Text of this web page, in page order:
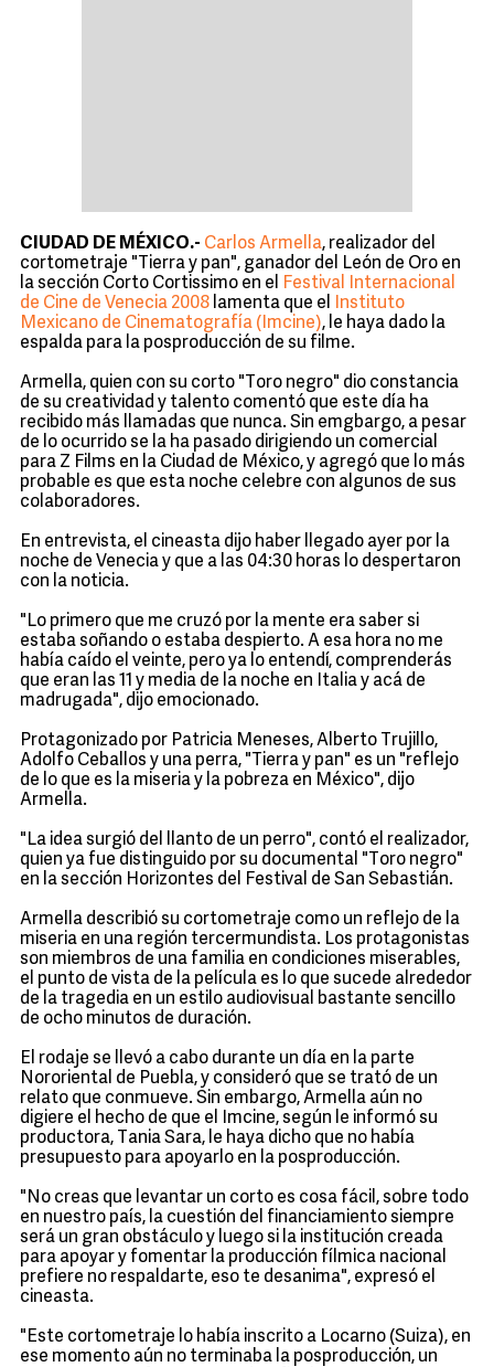
CIUDAD DE MÉXICO.- Carlos Armella, realizador del
cortometraje "Tierra y pan", ganador del León de Oro en
la sección Corto Cortissimo en el
Festival Internacional
de Cine de Venecia 2008 lamenta que el
Instituto
Mexicano de Cinematografía (Imcine), le haya dado la
espalda para la posproducción de su filme.
Armella, quien con su corto "Toro negro" dio constancia
de su creatividad y talento comentó que este día ha
recibido más llamadas que nunca. Sin emgbargo, a pesar
de lo ocurrido se la ha pasado dirigiendo un comercial
para Z Films en la Ciudad de México, y agregó que lo más
probable es que esta noche celebre con algunos de sus
colaboradores.
En entrevista, el cineasta dijo haber llegado ayer por la
noche de Venecia y que a las 04:30 horas lo despertaron
con la noticia.
"Lo primero que me cruzó por la mente era saber si
estaba soñando o estaba despierto. A esa hora no me
había caído el veinte, pero ya lo entendí, comprenderás
que eran las 11 y media de la noche en Italia y acá de
madrugada", dijo emocionado.
Protagonizado por Patricia Meneses, Alberto Trujillo,
Adolfo Ceballos y una perra, "Tierra y pan" es un "reflejo
de lo que es la miseria y la pobreza en México", dijo
Armella.
"La idea surgió del llanto de un perro", contó el realizador,
quien ya fue distinguido por su documental "Toro negro"
en la sección Horizontes del Festival de San Sebastián.
Armella describió su cortometraje como un reflejo de la
miseria en una región tercermundista. Los protagonistas
son miembros de una familia en condiciones miserables,
el punto de vista de la película es lo que sucede alrededor
de la tragedia en un estilo audiovisual bastante sencillo
de ocho minutos de duración.
El rodaje se llevó a cabo durante un día en la parte
Nororiental de Puebla, y consideró que se trató de un
relato que conmueve. Sin embargo, Armella aún no
digiere el hecho de que el Imcine, según le informó su
productora, Tania Sara, le haya dicho que no había
presupuesto para apoyarlo en la posproducción.
"No creas que levantar un corto es cosa fácil, sobre todo
en nuestro país, la cuestión del financiamiento siempre
será un gran obstáculo y luego si la institución creada
para apoyar y fomentar la producción fílmica nacional
prefiere no respaldarte, eso te desanima", expresó el
cineasta.
"Este cortometraje lo había inscrito a Locarno (Suiza), en
ese momento aún no terminaba la posproducción, un